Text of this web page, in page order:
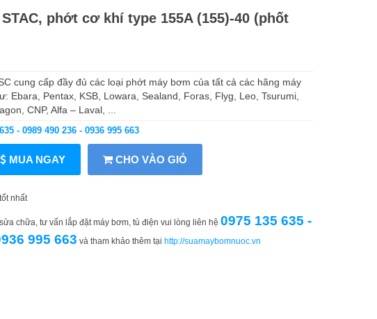
phớt cơ khí type 155A (155)-40 (phốt
cung cấp đầy đủ các loại phớt máy bơm của tất cả các hãng máy
Ebara, Pentax, KSB, Lowara, Sealand, Foras, Flyg, Leo, Tsurumi,
CNP, Alfa – Laval, ...
- 0989 490 236 - 0936 995 663
MUA NGAY CHO VÀO GIỎ
nhất
chữa, tư vấn lắp đặt máy bơm, tủ điện vui lòng liên hệ 0975 135 635 -
995 663 và tham khảo thêm tại http://suamaybomnuoc.vn